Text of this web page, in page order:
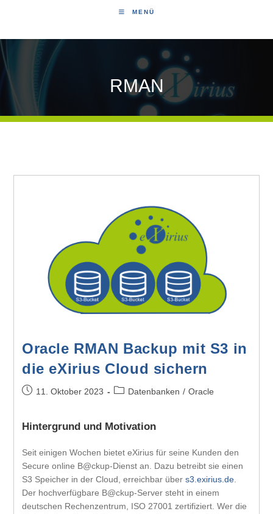
MENÜ
RMAN
Oracle RMAN Backup mit S3 in
die eXirius Cloud sichern
11. Oktober 2023 Datenbanken / Oracle
Hintergrund und Motivation
Seit einigen Wochen bietet eXirius für seine Kunden den
Secure online B@ckup-Dienst an. Dazu betreibt sie einen
S3 Speicher in der Cloud, erreichbar über s3.exirius.de.
Der hochverfügbare B@ckup-Server steht in einem
deutschen Rechenzentrum, ISO 27001 zertifiziert. Wer die